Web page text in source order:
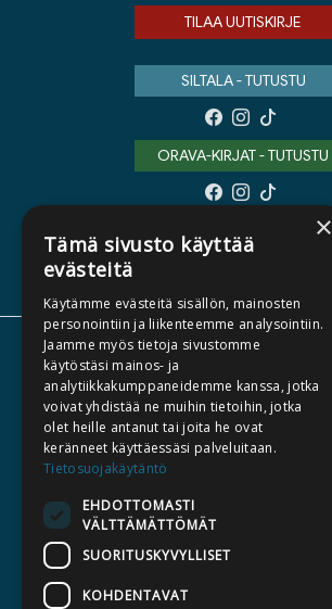
TILAA UUTISKIRJE
SILTALA - TUTUSTU
ORAVA-KIRJAT - TUTUSTU
TIETOA MEISTÄ
TEKIJÄT
KATALOGIT
AJANKOHTAISTA
HALUATKO KIRJAILIJAKSI
LASKUTUSOSOITTEET
×
Tämä sivusto käyttää
evästeitä
Käytämme evästeitä sisällön, mainosten
personointiin ja liikenteemme analysointiin.
Jaamme myös tietoja sivustomme
käytöstäsi mainos- ja
analytiikkakumppaneidemme kanssa, jotka
voivat yhdistää ne muihin tietoihin, jotka
olet heille antanut tai joita he ovat
keränneet käyttäessäsi palveluitaan.
Tietosuojakäytäntö
EHDOTTOMASTI
VÄLTTÄMÄTTÖMÄT
SUORITUSKYVYLLISET
KOHDENTAVAT